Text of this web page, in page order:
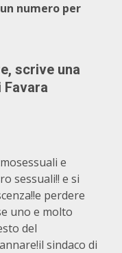
numero per
scrive una
e
sessuali!! e si
perdere
uno e molto
del
sindaco di